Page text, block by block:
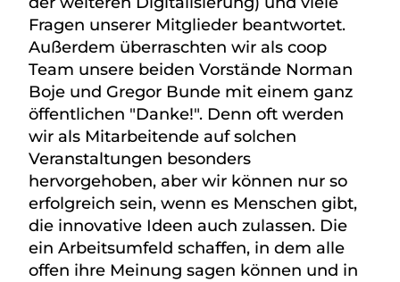
Fragen unserer Mitglieder beantwortet.
Außerdem überraschten wir als coop
Team unsere beiden Vorstände Norman
Boje und Gregor Bunde mit einem ganz
öffentlichen "Danke!". Denn oft werden
wir als Mitarbeitende auf solchen
Veranstaltungen besonders
hervorgehoben, aber wir können nur so
erfolgreich sein, wenn es Menschen gibt,
die innovative Ideen auch zulassen. Die
ein Arbeitsumfeld schaffen, in dem alle
offen ihre Meinung sagen können und in